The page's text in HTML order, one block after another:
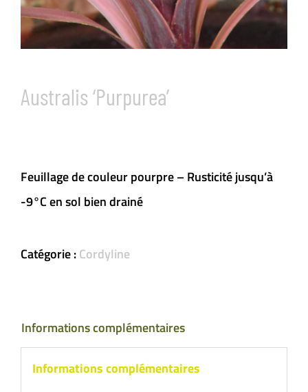
Australis ‘Purpurea’
Feuillage de couleur pourpre – Rusticité jusqu’à
-9°C en sol bien drainé
Catégorie :Cordyline
Informations complémentaires
Informations complémentaires